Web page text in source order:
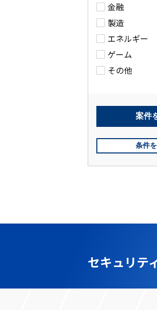
金融
製造
エネルギー
ゲーム
その他
案件
条件
セキュリテ